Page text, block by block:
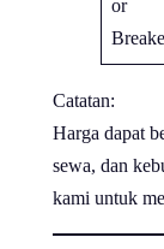
or
Catatan:
Harga dapat
sewa, dan
kami untuk